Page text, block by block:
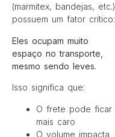
(marmitex, bandejas, etc.)
possuem um fator crítico:
Eles ocupam muito
espaço no transporte,
mesmo sendo leves.
Isso significa que:
O frete pode ficar
mais caro
O volume impacta